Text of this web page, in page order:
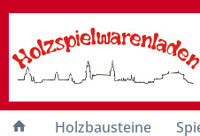
Holzbausteine